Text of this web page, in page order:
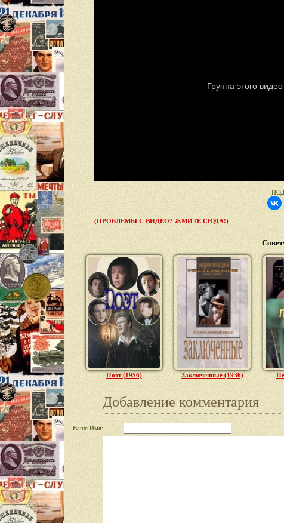
(ПРОБЛЕМЫ С ВИДЕО? ЖМИТЕ СЮДА!)
Поэт (1956) Заключенные (1936)
Добавление комментария
Ваше Имя: